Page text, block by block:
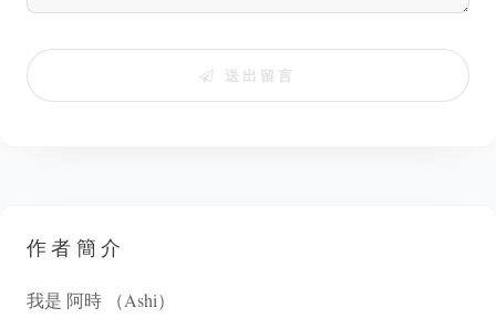
送出留言
作者簡介
我是 阿時 （Ashi）